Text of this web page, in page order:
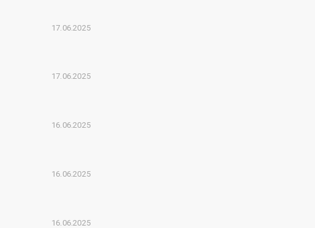
17.06.2025
17.06.2025
16.06.2025
16.06.2025
16.06.2025